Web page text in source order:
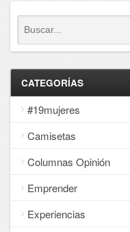
CATEGORÍAS
#19mujeres
Camisetas
Columnas Opinión
Emprender
Experiencias